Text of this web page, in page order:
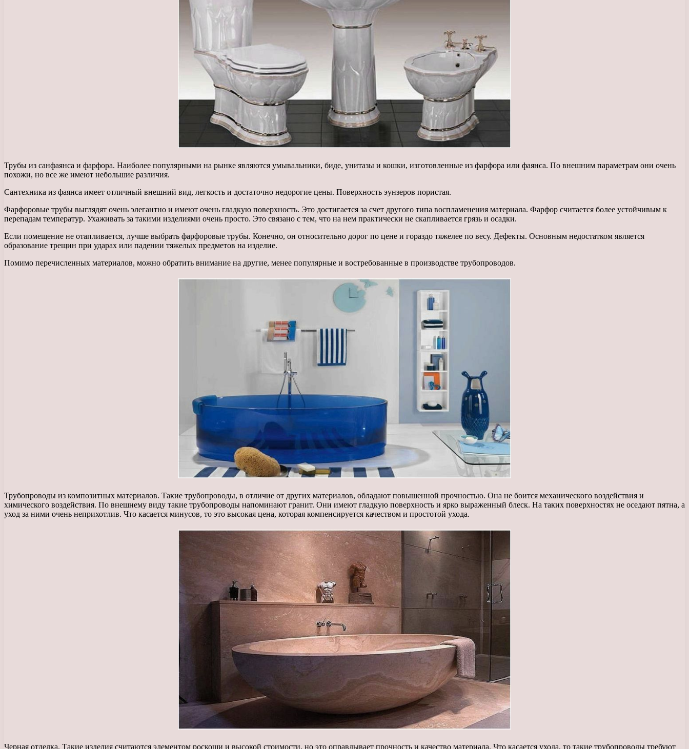
Трубы из санфаянса и фарфора. Наиболее популярными на рынке являются умывальники, биде, унитазы и кошки, изготовленные из фарфора или фаянса. По внешним параметрам они очень
похожи, но все же имеют небольшие различия.
Сантехника из фаянса имеет отличный внешний вид, легкость и достаточно недорогие цены. Поверхность эунзеров пористая.
Фарфоровые трубы выглядят очень элегантно и имеют очень гладкую поверхность. Это достигается за счет другого типа воспламенения материала. Фарфор считается более устойчивым к
перепадам температур. Ухаживать за такими изделиями очень просто. Это связано с тем, что на нем практически не скапливается грязь и осадки.
Если помещение не отапливается, лучше выбрать фарфоровые трубы. Конечно, он относительно дорог по цене и гораздо тяжелее по весу. Дефекты. Основным недостатком является
образование трещин при ударах или падении тяжелых предметов на изделие.
Помимо перечисленных материалов, можно обратить внимание на другие, менее популярные и востребованные в производстве трубопроводов.
Трубопроводы из композитных материалов. Такие трубопроводы, в отличие от других материалов, обладают повышенной прочностью. Она не боится механического воздействия и
химического воздействия. По внешнему виду такие трубопроводы напоминают гранит. Они имеют гладкую поверхность и ярко выраженный блеск. На таких поверхностях не оседают пятна, а
уход за ними очень неприхотлив. Что касается минусов, то это высокая цена, которая компенсируется качеством и простотой ухода.
Черная отделка. Такие изделия считаются элементом роскоши и высокой стоимости, но это оправдывает прочность и качество материала. Что касается ухода, то такие трубопроводы требуют